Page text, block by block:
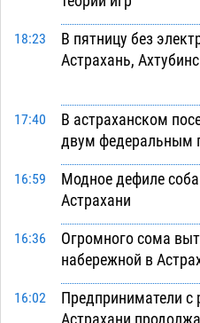
18:23
В пятницу без
Астрахань,
17:40
В астраханском
двум федеральным
16:59
Модное дефиле
Астрахани
16:36
Огромного сома
набережной в
16:02
Предприниматели
Астрахани